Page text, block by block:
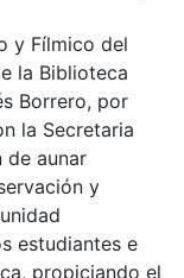
y Fílmico del
la Biblioteca
Borrero, por
la Secretaria
de aunar
y
estudiantes e
propiciando el